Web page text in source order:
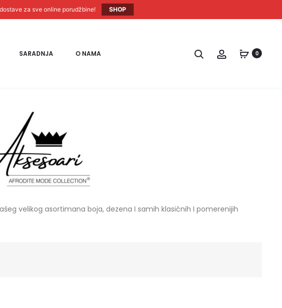
za sve online porudžbine! SHOP
SARADNJA O NAMA 0
velikog asortimana boja, dezena I samih klasičnih I pomerenijih